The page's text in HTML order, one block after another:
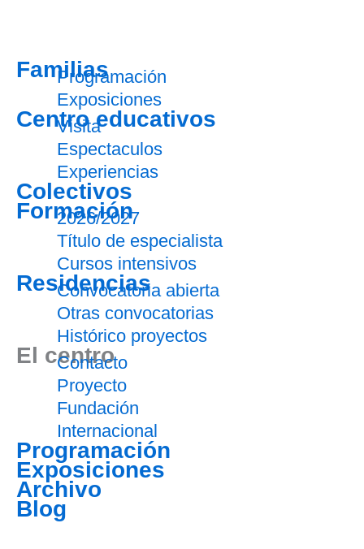
Familias
Programación
Exposiciones
Centro educativos
Visita
Espectaculos
Experiencias
Colectivos
Formación
2026/2027
Título de especialista
Cursos intensivos
Residencias
Convocatoria abierta
Otras convocatorias
Histórico proyectos
El centro
Contacto
Proyecto
Fundación
Internacional
Programación
Exposiciones
Archivo
Blog